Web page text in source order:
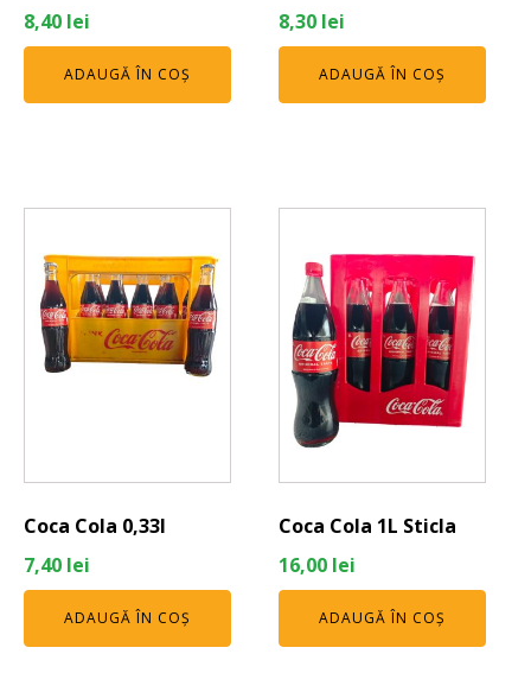
8,40 lei
ADAUGĂ ÎN COȘ
8,30 lei
ADAUGĂ ÎN COȘ
Coca Cola 0,33l
7,40 lei
ADAUGĂ ÎN COȘ
Coca Cola 1L Sticla
16,00 lei
ADAUGĂ ÎN COȘ